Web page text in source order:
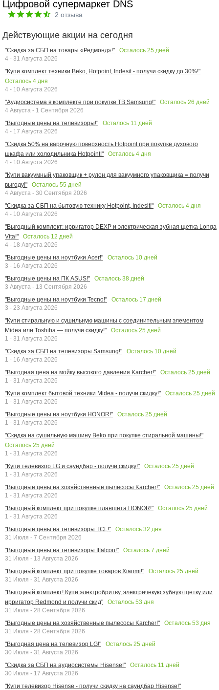
Цифровой супермаркет DNS
2 отзыва
Действующие акции на сегодня
"Скидка за СБП на товары «Редмонд»!" Осталось 25 дней
4 - 31 Августа 2026
"Купи комплект техники Beko, Hotpoint, Indesit - получи скидку до 30%!"
Осталось 4 дня
4 - 10 Августа 2026
"Аудиосистема в комплекте при покупке ТВ Samsung!"
Осталось 26 дней
4 Августа - 1 Сентября 2026
"Выгодные цены на телевизоры!"
Осталось 11 дней
4 - 17 Августа 2026
"Скидка 50% на варочную поверхность Hotpoint при покупке духового
шкафа или холодильника Hotpoint!"
Осталось 4 дня
4 - 10 Августа 2026
"Купи вакуумный упаковщик + рулон для вакуумного упаковщика = получи
выгоду!"
Осталось 55 дней
4 Августа - 30 Сентября 2026
"Скидка за СБП на бытовую технику Hotpoint, Indesit!"
Осталось 4 дня
4 - 10 Августа 2026
"Выгодный комплект: ирригатор DEXP и электрическая зубная щетка Longa
Vita!"
Осталось 12 дней
4 - 18 Августа 2026
"Выгодные цены на ноутбуки Acer!"
Осталось 10 дней
3 - 16 Августа 2026
"Выгодные цены на ПК ASUS!"
Осталось 38 дней
3 Августа - 13 Сентября 2026
"Выгодные цены на ноутбуки Tecno!"
Осталось 17 дней
3 - 23 Августа 2026
"Купи стиральную и сушильную машины с соединительным элементом
Midea или Toshiba — получи скидку!"
Осталось 25 дней
1 - 31 Августа 2026
"Скидка за СБП на телевизоры Samsung!"
Осталось 10 дней
1 - 16 Августа 2026
"Выгодная цена на мойку высокого давления Karcher!"
Осталось 25 дней
1 - 31 Августа 2026
"Купи комплект бытовой техники Midea - получи скидку!"
Осталось 25 дней
1 - 31 Августа 2026
"Выгодные цены на ноутбуки HONOR!"
Осталось 25 дней
1 - 31 Августа 2026
"Скидка на сушильную машину Beko при покупке стиральной машины!"
Осталось 25 дней
1 - 31 Августа 2026
"Купи телевизор LG и саундбар - получи скидку!"
Осталось 25 дней
1 - 31 Августа 2026
"Выгодные цены на хозяйственные пылесосы Karcher!"
Осталось 25 дней
1 - 31 Августа 2026
"Выгодный комплект при покупке планшета HONOR!"
Осталось 25 дней
1 - 31 Августа 2026
"Выгодные цены на телевизоры TCL!"
Осталось 32 дня
31 Июля - 7 Сентября 2026
"Выгодные цены на телевизоры Iffalcon!"
Осталось 7 дней
31 Июля - 13 Августа 2026
"Выгодный комплект при покупке товаров Xiaomi!"
Осталось 25 дней
31 Июля - 31 Августа 2026
"Выгодный комплект! Купи электробритву, электричекую зубную щетку или
ирригатор Redmond и получи скид"
Осталось 53 дня
31 Июля - 28 Сентября 2026
"Выгодные цены на хозяйственные пылесосы Karcher!"
Осталось 53 дня
31 Июля - 28 Сентября 2026
"Выгодная цена на телевизор LG!"
Осталось 25 дней
30 Июля - 31 Августа 2026
"Скидка за СБП на аудиосистемы Hisense!"
Осталось 11 дней
30 Июля - 17 Августа 2026
"Купи телевизор Hisense - получи скидку на саундбар Hisense!"